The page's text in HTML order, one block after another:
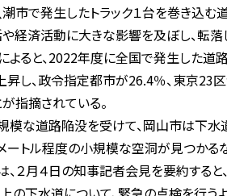
発生したトラック１台を巻き込む
活動に大きな影響を及ぼし、転落し
、2022年度に全国で発生した道路
政令指定都市が26.4％、東京23区
摘されている。
路陥没を受けて、岡山市は下水道
ル程度の小規模な空洞が見つかるな
日の知事記者会見を要約すると、